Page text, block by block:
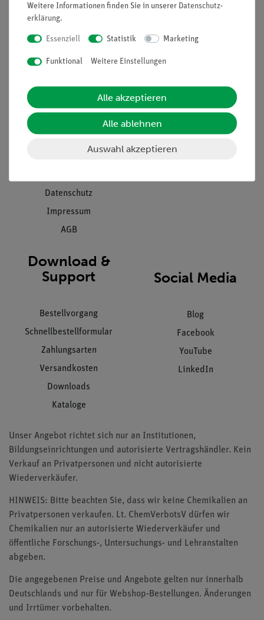
Informationen
Projekte und Lösungen
Datenschutz
Impressum
AGB
Service
Beratung & Showroom
Inventarisierungs- &
Einräumservice
Inbetriebnahme & Schulungen
Download &
Support
Bestellvorgang
Schnellbestellformular
Zahlungsarten
Versandkosten
Downloads
Kataloge
Social Media
Blog
Facebook
YouTube
LinkedIn
Unser Angebot richtet sich nur an Institutionen,
Bildungseinrichtungen und autorisierte Vertragshändler. Kein
Verkauf an Privatpersonen und nicht autorisierte
Wiederverkäufer.
HINWEIS: Bitte beachten Sie, dass wir keine Chemikalien an
Privatpersonen verkaufen. Lt. ChemVerbotsV dürfen wir
Chemikalien nur an autorisierte Wiederverkäufer und
öffentliche Forschungs-, Untersuchungs- und Lehranstalten
abgeben.
Die angegebenen Preise und Angebote gelten nur innerhalb
Deutschlands und nur für Webshop-Bestellungen. Änderungen
und Irrtümer vorbehalten.
Weitere Informationen finden Sie in unserer Daten­schutz­
erklärung.
Essenziell Statistik Marketing
Funktional Weitere Einstellungen
Alle akzeptieren
Alle ablehnen
Auswahl akzeptieren